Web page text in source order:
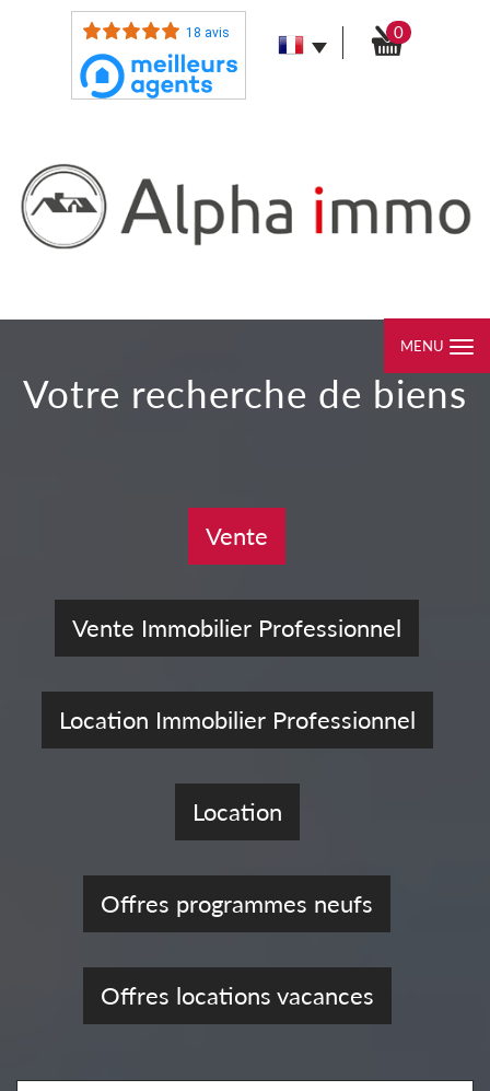
18 avis 0
MENU
votre recherche de biens
Vente
Vente Immobilier Professionnel
Location Immobilier Professionnel
Location
Offres programmes neufs
Offres locations vacances